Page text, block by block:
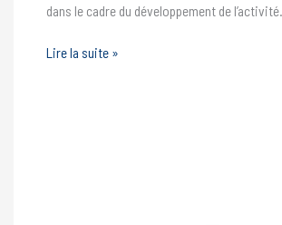
dans le cadre du développement de l’activité…
TEI
Lire la suite »